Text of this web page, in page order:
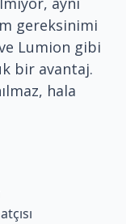
gereksinimi
Lumion gibi
bir avantaj.
hala